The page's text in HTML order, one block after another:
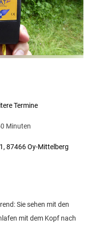
Termine
Minuten
87466 Oy-Mittelberg
Sie sehen mit den
mit dem Kopf nach